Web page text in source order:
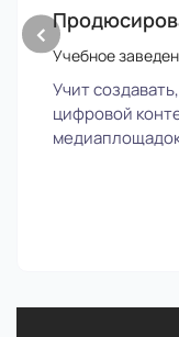
‹
Учебное
Учит
цифровой